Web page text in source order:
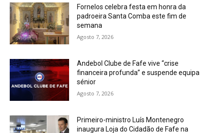
Fornelos celebra festa em honra da
padroeira Santa Comba este fim de
semana
Agosto 7, 2026
Andebol Clube de Fafe vive “crise
financeira profunda” e suspende equipa
sénior
Agosto 7, 2026
Primeiro-ministro Luís Montenegro
inaugura Loja do Cidadão de Fafe na